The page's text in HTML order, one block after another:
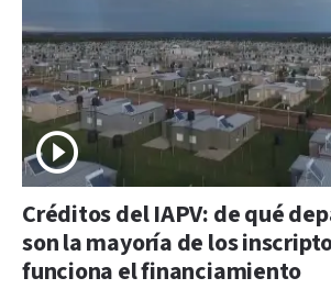
Créditos del IAPV: de qué
son la mayoría de los
funciona el financiamiento